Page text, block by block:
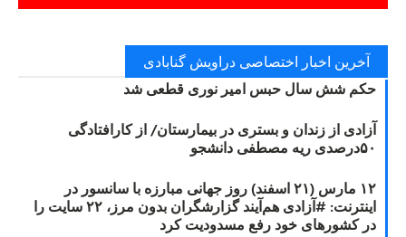
آخرین اخبار اختصاصی دراویش گنابادی
حکم شش سال حبس امیر نوری قطعی شد
آزادی از زندان و بستری در بیمارستان/ از کارافتادگی
۵۰درصدی ریه مصطفی دانشجو
۱۲ مارس (۲۱ اسفند) روز جهانی مبارزه با سانسور در
اینترنت: #آزادی هم‌آیند گزارشگران‌ بدون مرز، ۲۲ سایت را
در کشورهای خود رفع مسدودیت کرد